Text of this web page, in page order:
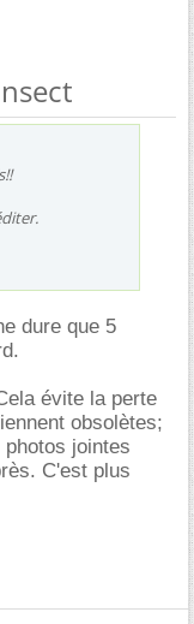
dure que 5
évite la perte
obsolètes;
jointes
C'est plus